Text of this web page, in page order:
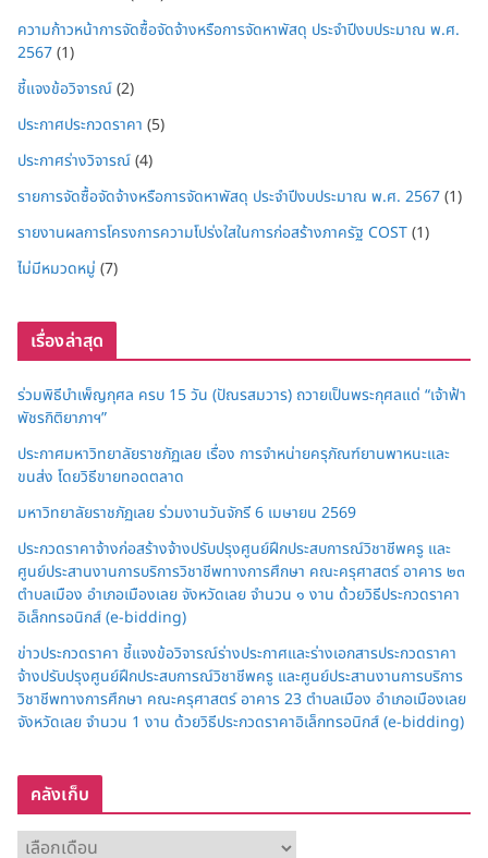
ความก้าวหน้าการจัดซื้อจัดจ้างหรือการจัดหาพัสดุ ประจำปีงบประมาณ พ.ศ.
2567(1)
ชี้แจงข้อวิจารณ์(2)
ประกาศประกวดราคา (5)
ประกาศร่างวิจารณ์(4)
รายการจัดซื้อจัดจ้างหรือการจัดหาพัสดุ ประจำปีงบประมาณ พ.ศ. 2567(1)
รายงานผลการโครงการความโปร่งใสในการก่อสร้างภาครัฐ COST(1)
ไม่มีหมวดหมู่ (7)
เรื่องล่าสุด
ร่วมพิธีบำเพ็ญกุศล ครบ 15 วัน (ปัณรสมวาร) ถวายเป็นพระกุศลแด่ “เจ้าฟ้า
พัชรกิติยาภาฯ”
ประกาศมหาวิทยาลัยราชภัฏเลย เรื่อง การจำหน่ายครุภัณฑ์ยานพาหนะและ
ขนส่ง โดยวิธีขายทอดตลาด
มหาวิทยาลัยราชภัฏเลย ร่วมงานวันจักรี 6 เมษายน 2569
ประกวดราคาจ้างก่อสร้างจ้างปรับปรุงศูนย์ฝึกประสบการณ์วิชาชีพครู และ
ศูนย์ประสานงานการบริการวิชาชีพทางการศึกษา คณะครุศาสตร์ อาคาร ๒๓
ตำบลเมือง อำเภอเมืองเลย จังหวัดเลย จำนวน ๑ งาน ด้วยวิธีประกวดราคา
อิเล็กทรอนิกส์ (e-bidding)
ข่าวประกวดราคา ชี้แจงข้อวิจารณ์ร่างประกาศและร่างเอกสารประกวดราคา
จ้างปรับปรุงศูนย์ฝึกประสบการณ์วิชาชีพครู และศูนย์ประสานงานการบริการ
วิชาชีพทางการศึกษา คณะครุศาสตร์ อาคาร 23 ตำบลเมือง อำเภอเมืองเลย
จังหวัดเลย จำนวน 1 งาน ด้วยวิธีประกวดราคาอิเล็กทรอนิกส์ (e-bidding)
คลังเก็บ